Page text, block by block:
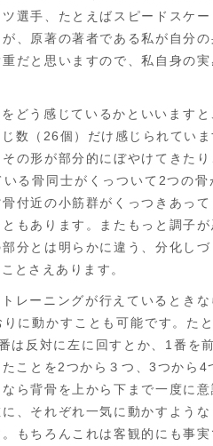
選手、たとえばスピードスケ
、原著の著者である私が自分
だと思いますので、私自身の
どう感じているかといいます
数（26個）だけ感じられてい
の形が部分的にぼやけてきた
る骨同士がくっついて2つの骨
付近の小筋群がくっつきあっ
もあります。またもっと調子
分とは明らかに違う、分化し
とさえあります。
レーニングが行えているとき
に動かすことも可能です。た
は反対に左に回すとか、1番を
ことを2つから３つ、3つから
ら背骨を上から下まで一度に
、それぞれ一気に動かすよう
もちろんこれは客観的にも事